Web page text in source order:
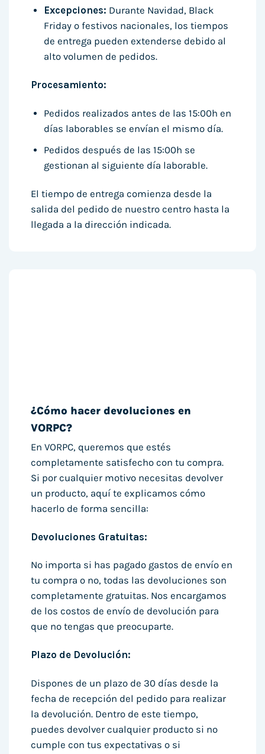
Excepciones: Durante Navidad, Black
Friday o festivos nacionales, los tiempos
de entrega pueden extenderse debido al
alto volumen de pedidos.
Procesamiento:
Pedidos realizados antes de las 15:00h en
días laborables se envían el mismo día.
Pedidos después de las 15:00h se
gestionan al siguiente día laborable.
El tiempo de entrega comienza desde la
salida del pedido de nuestro centro hasta la
llegada a la dirección indicada.
¿Cómo hacer devoluciones en
VORPC?
En VORPC, queremos que estés
completamente satisfecho con tu compra.
Si por cualquier motivo necesitas devolver
un producto, aquí te explicamos cómo
hacerlo de forma sencilla:
Devoluciones Gratuitas:
No importa si has pagado gastos de envío en
tu compra o no, todas las devoluciones son
completamente gratuitas. Nos encargamos
de los costos de envío de devolución para
que no tengas que preocuparte.
Plazo de Devolución:
Dispones de un plazo de 30 días desde la
fecha de recepción del pedido para realizar
la devolución. Dentro de este tiempo,
puedes devolver cualquier producto si no
cumple con tus expectativas o si